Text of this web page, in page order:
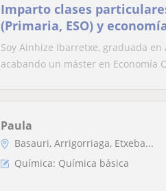
Imparto clases
(Primaria, ESO) y
Bachillerato en Bilbao
Soy Ainhize Ibarretxe, graduada
acabando un máster en Economía
Paula
Basauri, Arrigorriaga, Etxeba...
Química: Química básica